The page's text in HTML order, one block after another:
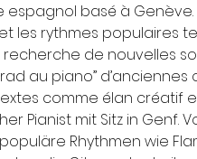
basé à
les rythmes populaires
de nouvelles
au piano”
comme élan créatif
Pianist mit Sitz in Genf.
Rhythmen wie